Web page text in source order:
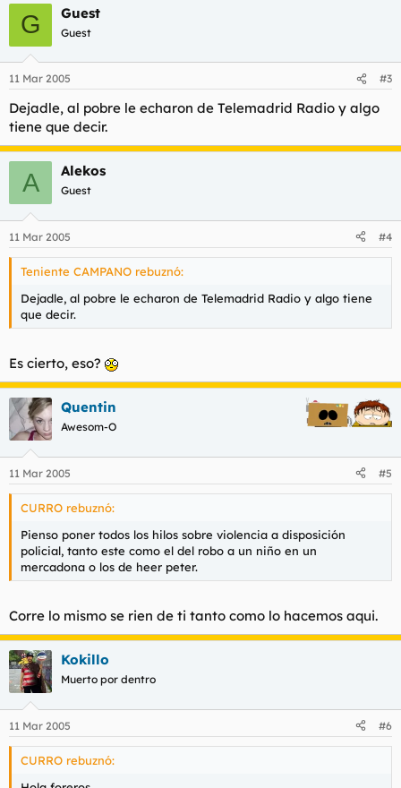
G Guest
Guest
11 Mar 2005 #3
Dejadle, al pobre le echaron de Telemadrid Radio y algo
tiene que decir.
A Alekos
Guest
11 Mar 2005 #4
Teniente CAMPANO rebuznó:
Dejadle, al pobre le echaron de Telemadrid Radio y algo tiene
que decir.
Es cierto, eso?
Quentin
Awesom-O
11 Mar 2005 #5
CURRO rebuznó:
Pienso poner todos los hilos sobre violencia a disposición
policial, tanto este como el del robo a un niño en un
mercadona o los de heer peter.
Corre lo mismo se rien de ti tanto como lo hacemos aqui.
Kokillo
Muerto por dentro
11 Mar 2005 #6
CURRO rebuznó: